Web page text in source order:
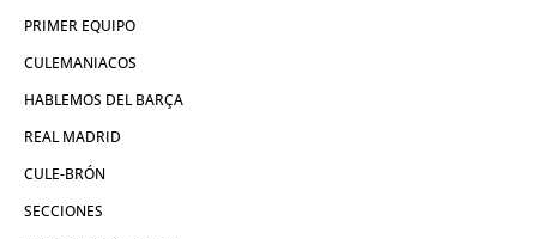
PRIMER EQUIPO
CULEMANIACOS
HABLEMOS DEL BARÇA
REAL MADRID
CULE-BRÓN
SECCIONES